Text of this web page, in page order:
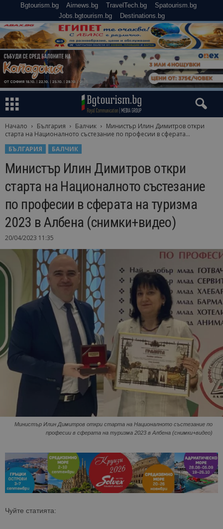
Bgtourism.bg Airnews.bg TravelTech.bg
Spatourism.bg
Jobs.bgtourism.bg
Destinations.bg
Начало България Балчик
Министър Илин Димитров откри
старта на Националното състезание по професии в сферата...
БЪЛГАРИЯ
БАЛЧИК
Министър Илин Димитров откри
старта на Националното състезание
по професии в сферата на туризма
2023 в Албена (снимки+видео)
20/04/2023 11:35
Министър Илин Димитров откри старта на Националното състезание по
професии в сферата на туризма 2023 в Албена (снимки+видео)
Чуйте статията: